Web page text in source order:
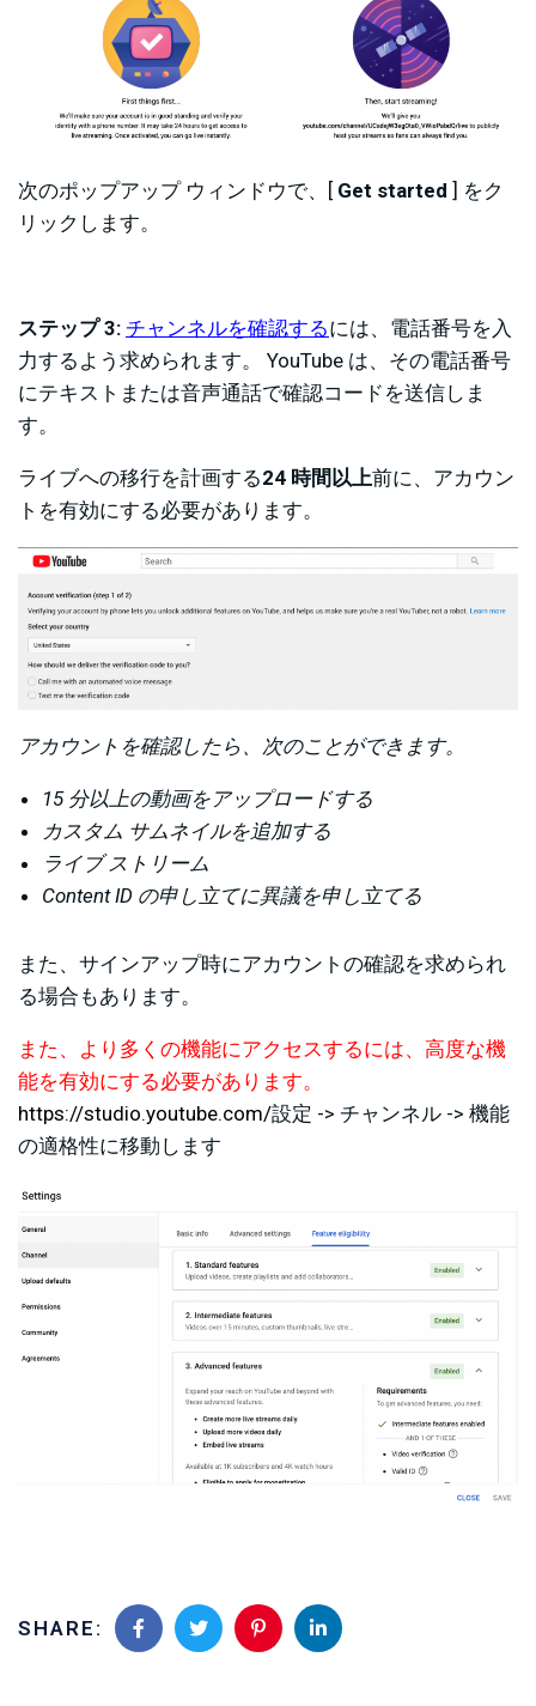
次のポップアップ ウィンドウで、[ Get started ] をク
リックします。
ステップ 3: チャンネルを確認するには、電話番号を入
力するよう求められます。 YouTube は、その電話番号
にテキストまたは音声通話で確認コードを送信しま
す。
ライブへの移行を計画する24 時間以上前に、アカウン
トを有効にする必要があります。
アカウントを確認したら、次のことができます。
15 分以上の動画をアップロードする
カスタム サムネイルを追加する
ライブ ストリーム
Content ID の申し立てに異議を申し立てる
また、サインアップ時にアカウントの確認を求められ
る場合もあります。
また、より多くの機能にアクセスするには、高度な機
能を有効にする必要があります。
https://studio.youtube.com/設定 -> チャンネル -> 機能
の適格性に移動します
SHARE: